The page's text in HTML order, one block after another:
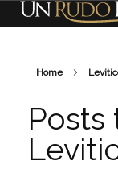
Home
Posts